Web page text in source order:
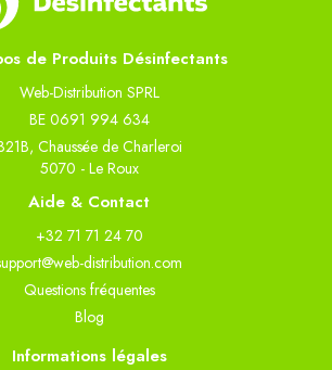
de Produits Désinfectants
Web-Distribution SPRL
BE 0691 994 634
Chaussée de Charleroi
5070 - Le Roux
Aide & Contact
+32 71 71 24 70
distribution.com
Questions fréquentes
Blog
Informations légales